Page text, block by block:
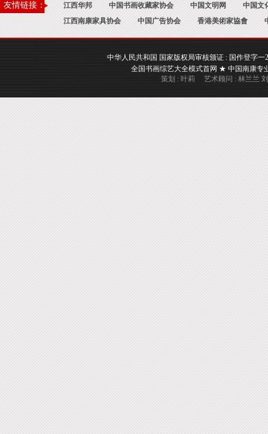
友情链接： 江西华邦 中国书画收藏家协会 中国文明网
中国文
江西南康家具协会
中国广告协会 香港美術家協會
中华人民共和国 国家版权局审核颁证 : 国作登字
全国书画综艺大全模式首网 ★ 中国南康
策划 : 叶莉 艺术顾问 : 林兰兰